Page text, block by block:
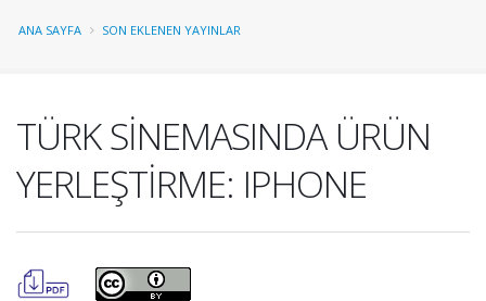
ANA SAYFA SON EKLENEN YAYINLAR
TÜRK SİNEMASINDA ÜRÜN
YERLEŞTİRME: IPHONE